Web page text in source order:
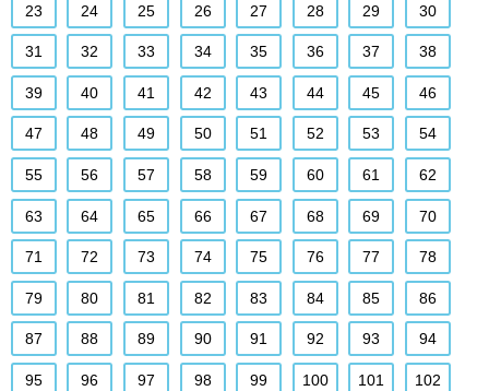
23 24 25 26 27 28 29 30
31 32 33 34 35 36 37 38
39 40 41 42 43 44 45 46
47 48 49 50 51 52 53 54
55 56 57 58 59 60 61 62
63 64 65 66 67 68 69 70
71 72 73 74 75 76 77 78
79 80 81 82 83 84 85 86
87 88 89 90 91 92 93 94
95 96 97 98 99 100 101 102